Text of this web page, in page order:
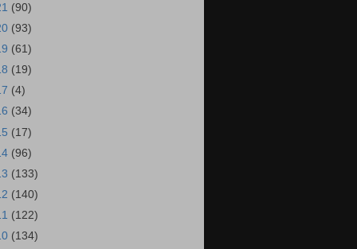
(90)
(93)
(61)
(19)
(4)
(34)
(17)
(96)
(133)
(140)
(122)
(134)